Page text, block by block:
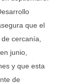
que el
cercanía,
junio,
y que esta
de